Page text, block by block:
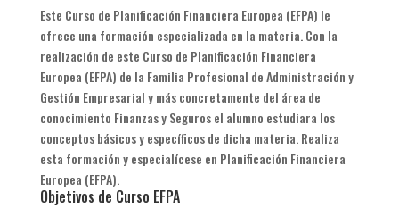
Este Curso de Planificación Financiera Europea (EFPA) le
ofrece una formación especializada en la materia. Con la
realización de este Curso de Planificación Financiera
Europea (EFPA) de la Familia Profesional de Administración y
Gestión Empresarial y más concretamente del área de
conocimiento Finanzas y Seguros el alumno estudiara los
conceptos básicos y específicos de dicha materia. Realiza
esta formación y especialícese en Planificación Financiera
Europea (EFPA).
Objetivos de Curso EFPA